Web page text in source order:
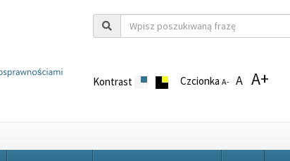
Kontrast CzcionkaA- A A+